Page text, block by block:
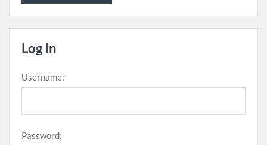
Log In
Username:
Password: